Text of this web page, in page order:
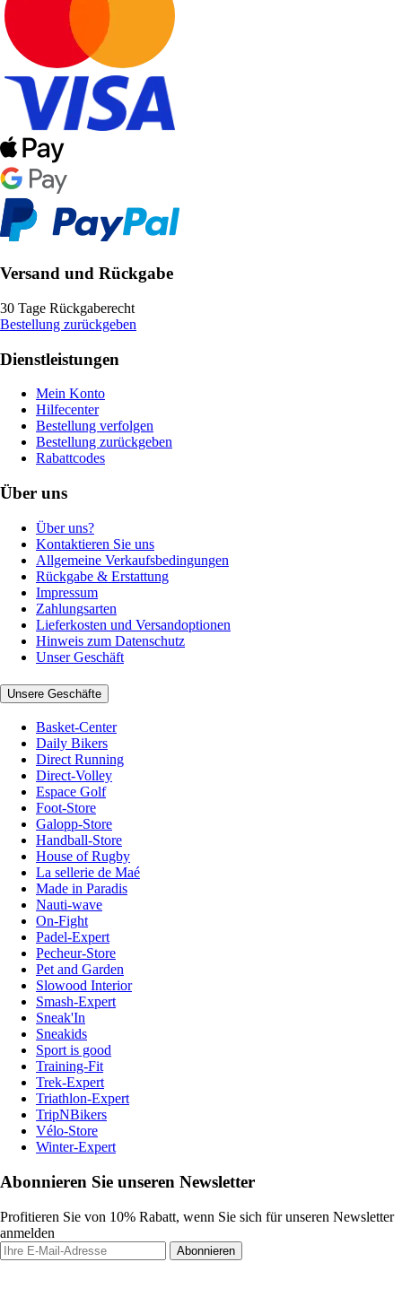
Versand und Rückgabe
30 Tage Rückgaberecht
Bestellung zurückgeben
Dienstleistungen
Mein Konto
Hilfecenter
Bestellung verfolgen
Bestellung zurückgeben
Rabattcodes
Über uns
Über uns?
Kontaktieren Sie uns
Allgemeine Verkaufsbedingungen
Rückgabe & Erstattung
Impressum
Zahlungsarten
Lieferkosten und Versandoptionen
Hinweis zum Datenschutz
Unser Geschäft
Unsere Geschäfte
Basket-Center
Daily Bikers
Direct Running
Direct-Volley
Espace Golf
Foot-Store
Galopp-Store
Handball-Store
House of Rugby
La sellerie de Maé
Made in Paradis
Nauti-wave
On-Fight
Padel-Expert
Pecheur-Store
Pet and Garden
Slowood Interior
Smash-Expert
Sneak'In
Sneakids
Sport is good
Training-Fit
Trek-Expert
Triathlon-Expert
TripNBikers
Vélo-Store
Winter-Expert
Abonnieren Sie unseren Newsletter
Profitieren Sie von 10% Rabatt, wenn Sie sich für unseren Newsletter
anmelden
Abonnieren